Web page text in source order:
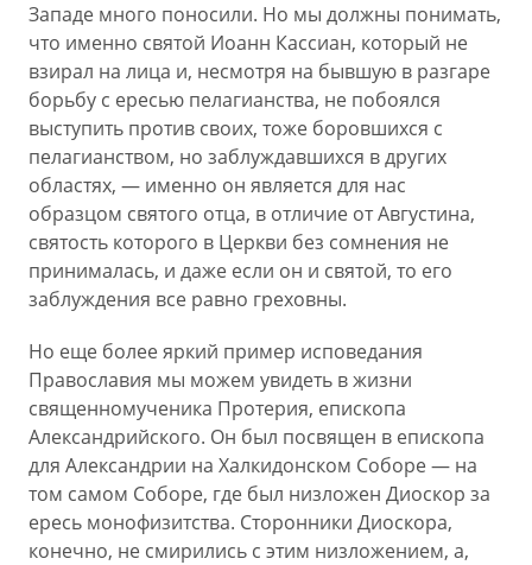
Западе много поносили. Но мы должны понимать,
что именно святой Иоанн Кассиан, который не
взирал на лица и, несмотря на бывшую в разгаре
борьбу с ересью пелагианства, не побоялся
выступить против своих, тоже боровшихся с
пелагианством, но заблуждавшихся в других
областях, — именно он является для нас
образцом святого отца, в отличие от Августина,
святость которого в Церкви без сомнения не
принималась, и даже если он и святой, то его
заблуждения все равно греховны.
Но еще более яркий пример исповедания
Православия мы можем увидеть в жизни
священномученика Протерия, епископа
Александрийского. Он был посвящен в епископа
для Александрии на Халкидонском Соборе — на
том самом Соборе, где был низложен Диоскор за
ересь монофизитства. Сторонники Диоскора,
конечно, не смирились с этим низложением, а,